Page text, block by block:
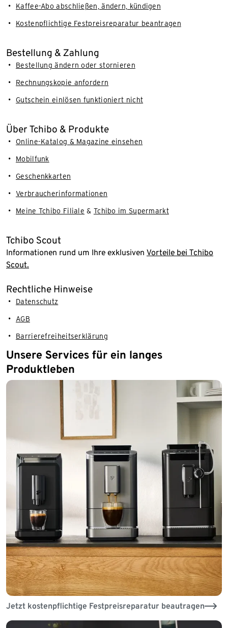
Kaffee-Abo abschließen, ändern, kündigen
Kostenpflichtige Festpreisreparatur beantragen
Bestellung & Zahlung
Bestellung ändern oder stornieren
Rechnungskopie anfordern
Gutschein einlösen funktioniert nicht
Über Tchibo & Produkte
Online-Katalog & Magazine einsehen
Mobilfunk
Geschenkkarten
Verbraucherinformationen
Meine Tchibo Filiale & Tchibo im Supermarkt
Tchibo Scout
Informationen rund um Ihre exklusiven Vorteile bei Tchibo
Scout.
Rechtliche Hinweise
Datenschutz
AGB
Barrierefreiheitserklärung
Unsere Services für ein langes
Produktleben
Jetzt kostenpflichtige Festpreisreparatur beautragen